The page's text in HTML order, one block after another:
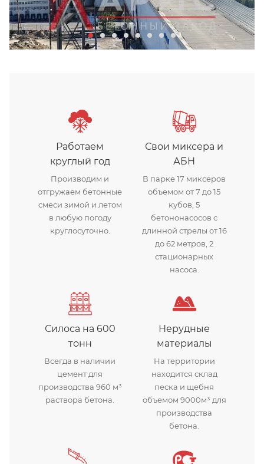
Работаем
круглый год
Производим и
отгружаем бетонные
смеси зимой и летом
в любую погоду
круглосуточно.
Свои миксера и
АБН
В парке 17 миксеров
объемом от 7 до 15
кубов, 5
бетононасосов с
длинной стрелы от 16
до 62 метров, 2
стационарных
насоса.
Силоса на 600
тонн
Всегда в наличии
цемент для
производства 960 м³
раствора бетона.
Нерудные
материалы
На территории
находится склад
песка и щебня
объемом 9000м³ для
производства
бетона.